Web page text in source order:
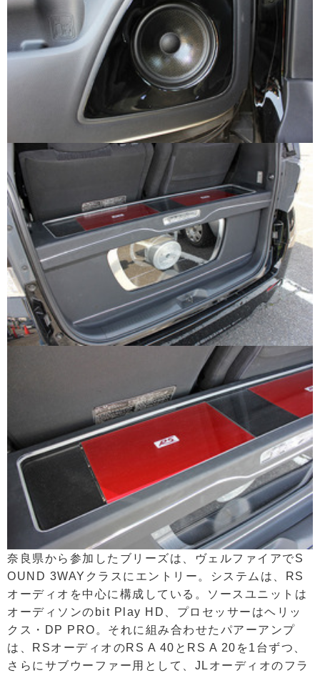
奈良県から参加したブリーズは、ヴェルファイアでS
OUND 3WAYクラスにエントリー。システムは、RS
オーディオを中心に構成している。ソースユニットは
オーディソンのbit Play HD、プロセッサーはヘリッ
クス・DP PRO。それに組み合わせたパアーアンプ
は、RSオーディオのRS A 40とRS A 20を1台ずつ、
さらにサブウーファー用として、JLオーディオのフラ